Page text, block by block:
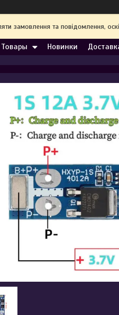
замовлення та повідомлення,
Товары Новинки